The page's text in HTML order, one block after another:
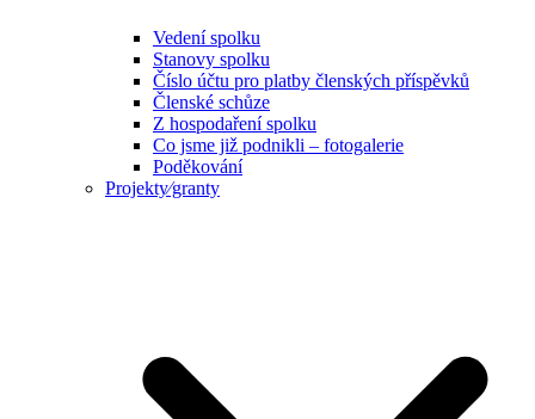
Vedení spolku
Stanovy spolku
Číslo účtu pro platby členských příspěvků
Členské schůze
Z hospodaření spolku
Co jsme již podnikli – fotogalerie
Poděkování
Projekty⁄granty